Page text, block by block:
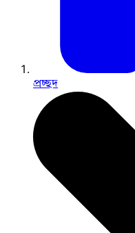
প্রচ্ছদ